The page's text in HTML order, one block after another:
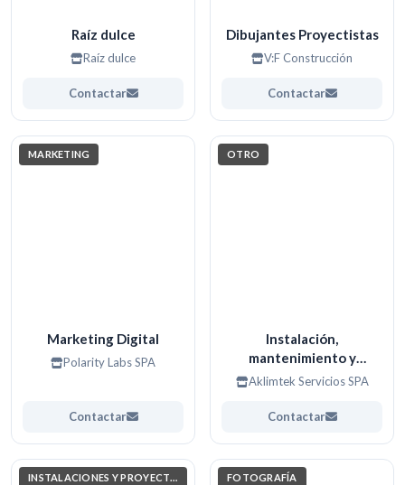
Raíz dulce
Raíz dulce
Contactar
Dibujantes Proyectistas
V:F Construcción
Contactar
MARKETING
Marketing Digital
Polarity Labs SPA
Contactar
OTRO
Instalación,
mantenimiento y
reparación de aire
Aklimtek Servicios SPA
Contactar
INSTALACIONES Y PROYECTOS ELÉCTRICOS FOTOGRAFÍA